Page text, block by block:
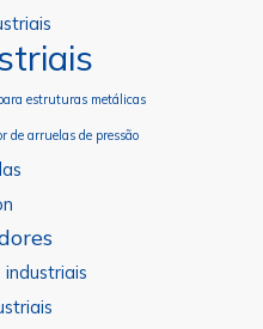
estruturas metálicas
de arruelas de pressão